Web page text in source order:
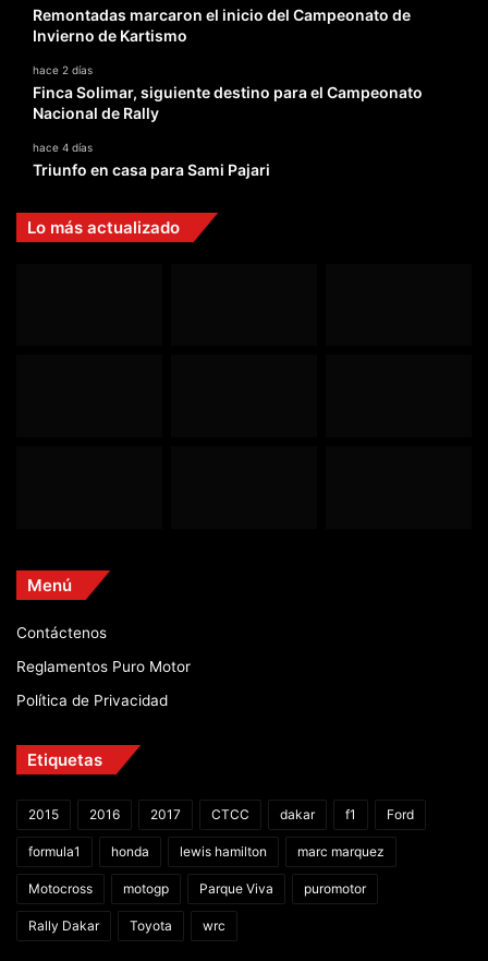
Remontadas marcaron el inicio del Campeonato de
Invierno de Kartismo
hace 2 días
Finca Solimar, siguiente destino para el Campeonato
Nacional de Rally
hace 4 días
Triunfo en casa para Sami Pajari
Lo más actualizado
Menú
Contáctenos
Reglamentos Puro Motor
Política de Privacidad
Etiquetas
2015 2016 2017 CTCC dakar f1 Ford
formula1 honda lewis hamilton marc marquez
Motocross motogp Parque Viva puromotor
Rally Dakar Toyota wrc